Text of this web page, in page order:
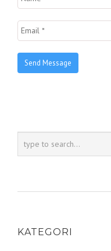
KATEGORI